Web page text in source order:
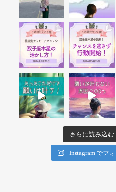
さらに読み込む
Instagram でフ